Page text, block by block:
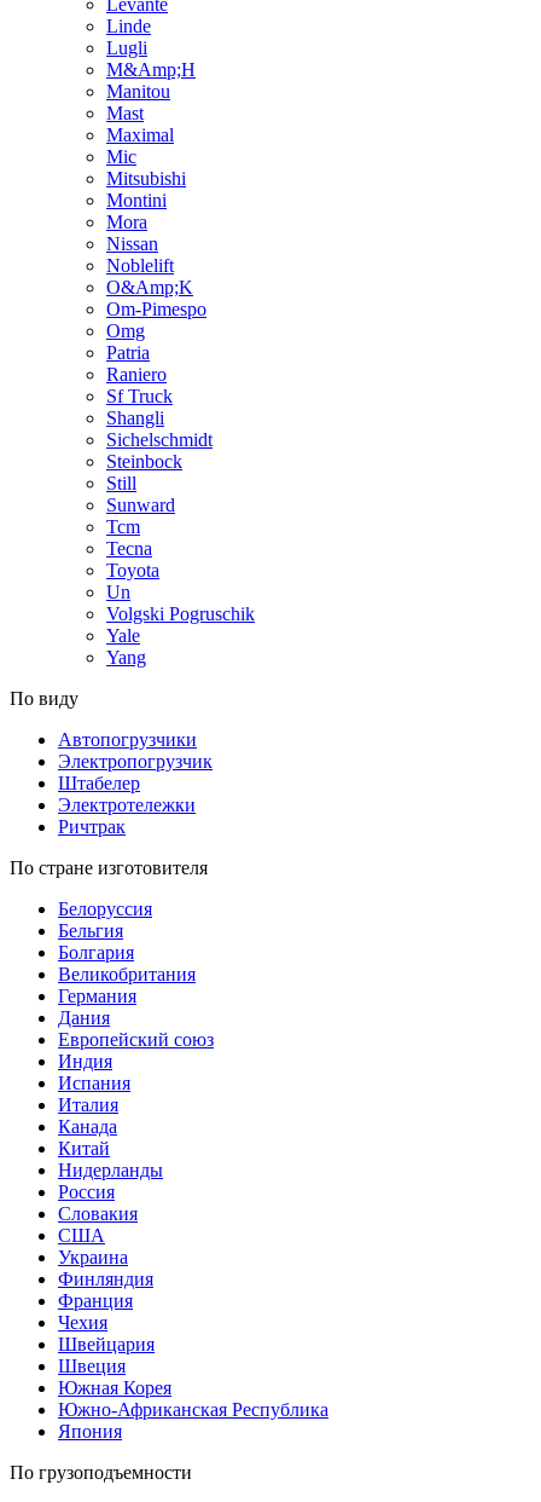
Levante
Linde
Lugli
M&Amp;H
Manitou
Mast
Maximal
Mic
Mitsubishi
Montini
Mora
Nissan
Noblelift
O&Amp;K
Om-Pimespo
Omg
Patria
Raniero
Sf Truck
Shangli
Sichelschmidt
Steinbock
Still
Sunward
Tcm
Tecna
Toyota
Un
Volgski Pogruschik
Yale
Yang
По виду
Автопогрузчики
Электропогрузчик
Штабелер
Электротележки
Ричтрак
По стране изготовителя
Белоруссия
Бельгия
Болгария
Великобритания
Германия
Дания
Европейский союз
Индия
Испания
Италия
Канада
Китай
Нидерланды
Россия
Словакия
США
Украина
Финляндия
Франция
Чехия
Швейцария
Швеция
Южная Корея
Южно-Африканская Республика
Япония
По грузоподъемности